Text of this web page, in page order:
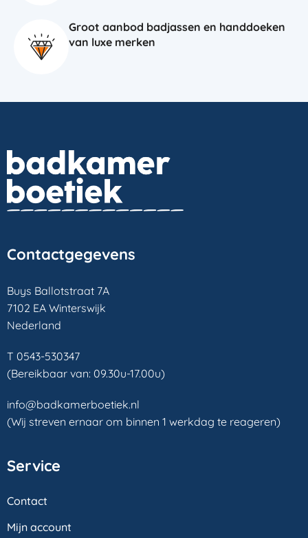
Groot aanbod badjassen en handdoeken
van luxe merken
Contactgegevens
Buys Ballotstraat 7A
7102 EA Winterswijk
Nederland
T 0543-530347
(Bereikbaar van: 09.30u-17.00u)
info@badkamerboetiek.nl
(Wij streven ernaar om binnen 1 werkdag te reageren)
Service
Contact
Mijn account